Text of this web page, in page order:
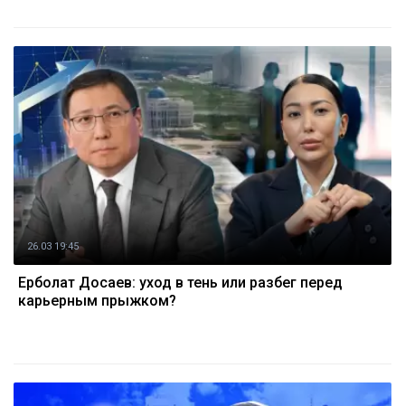
26.03 19:45
Ерболат Досаев: уход в тень или разбег перед
карьерным прыжком?